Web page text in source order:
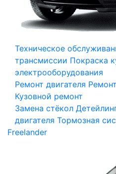
Техническое
трансмиссии Покраска
электрооборудования
Ремонт двигателя
Кузовной ремонт
Замена стёкол
двигателя Тормозная
Freelander